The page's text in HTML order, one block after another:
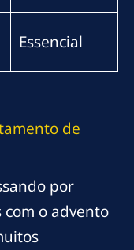
Essencial
de
por
o advento